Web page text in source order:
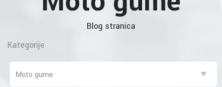
Blog stranica
Kategorije